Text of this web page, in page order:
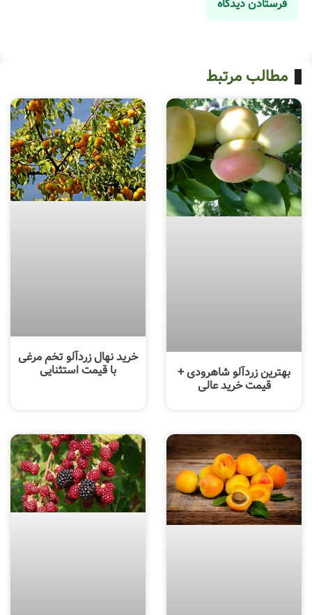
مطالب مرتبط
بهترین زردآلو شاهرودی +
قیمت خرید عالی
خرید نهال زردآلو تخم مرغی
با قیمت استثنایی